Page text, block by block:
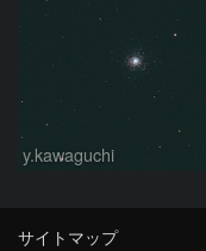
y.kawaguchi
サイトマップ